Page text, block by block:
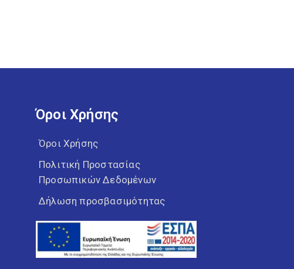
Όροι Χρήσης
Όροι Χρήσης
Πολιτική Προστασίας
Προσωπικών Δεδομένων
Δήλωση προσβασιμότητας